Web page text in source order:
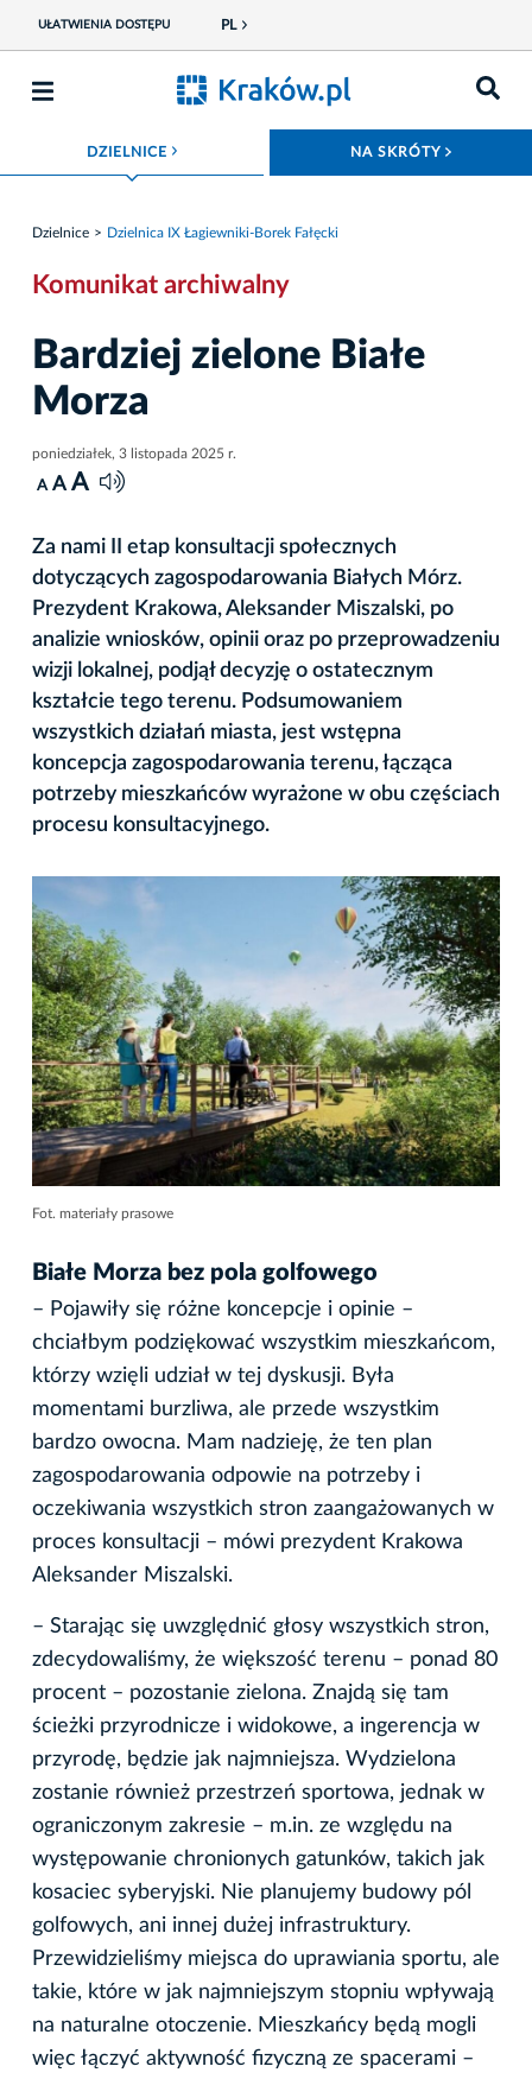
UŁATWIENIA DOSTĘPU PL
DZIELNICE ROZWIŃ MENU NA SKRÓTY
Dzielnice Dzielnica IX Łagiewniki-Borek Fałęcki
Komunikat archiwalny
Bardziej zielone Białe
Morza
poniedziałek, 3 listopada 2025 r.
A A A
Za nami II etap konsultacji społecznych
dotyczących zagospodarowania Białych Mórz.
Prezydent Krakowa, Aleksander Miszalski, po
analizie wniosków, opinii oraz po przeprowadzeniu
wizji lokalnej, podjął decyzję o ostatecznym
kształcie tego terenu. Podsumowaniem
wszystkich działań miasta, jest wstępna
koncepcja zagospodarowania terenu, łącząca
potrzeby mieszkańców wyrażone w obu częściach
procesu konsultacyjnego.
Fot. materiały prasowe
Białe Morza bez pola golfowego
– Pojawiły się różne koncepcje i opinie –
chciałbym podziękować wszystkim mieszkańcom,
którzy wzięli udział w tej dyskusji. Była
momentami burzliwa, ale przede wszystkim
bardzo owocna. Mam nadzieję, że ten plan
zagospodarowania odpowie na potrzeby i
oczekiwania wszystkich stron zaangażowanych w
proces konsultacji – mówi prezydent Krakowa
Aleksander Miszalski.
– Starając się uwzględnić głosy wszystkich stron,
zdecydowaliśmy, że większość terenu – ponad 80
procent – pozostanie zielona. Znajdą się tam
ścieżki przyrodnicze i widokowe, a ingerencja w
przyrodę, będzie jak najmniejsza. Wydzielona
zostanie również przestrzeń sportowa, jednak w
ograniczonym zakresie – m.in. ze względu na
występowanie chronionych gatunków, takich jak
kosaciec syberyjski. Nie planujemy budowy pól
golfowych, ani innej dużej infrastruktury.
Przewidzieliśmy miejsca do uprawiania sportu, ale
takie, które w jak najmniejszym stopniu wpływają
na naturalne otoczenie. Mieszkańcy będą mogli
więc łączyć aktywność fizyczną ze spacerami –